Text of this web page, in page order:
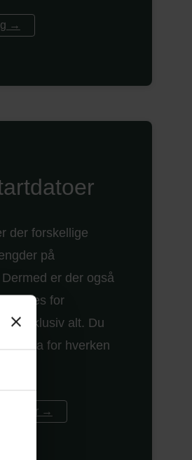
→
der forskellige
på
er der også
Fælles for
er inklusiv alt. Du
ekstra for hverken
her →